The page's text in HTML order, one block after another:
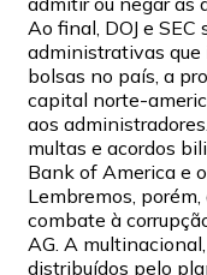
Ao final, DOJ e
administrativas que
bolsas no país, a
capital norte-
aos
multas e acordos
Bank of America e
Lembremos,
combate à
AG. A
distribuídos pelo